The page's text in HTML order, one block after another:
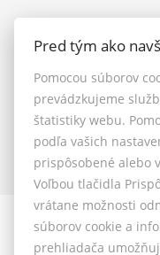
Pred tým ako
Pomocou súborov
prevádzkujeme
štatistiky webu.
podľa vašich
prispôsobené alebo
Voľbou tlačidla
vrátane možnosti
súborov cookie a
prehliadača